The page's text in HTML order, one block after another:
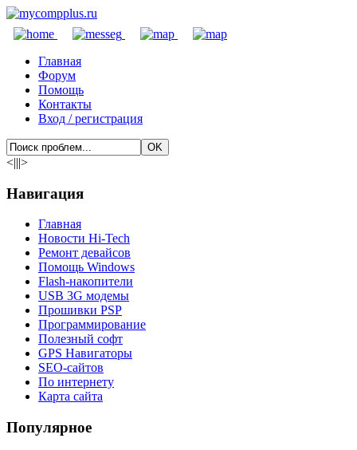
Главная
Форум
Помощь
Контакты
Вход / регистрация
<|||>
Навигация
Главная
Новости Hi-Tech
Ремонт девайсов
Помощь Windows
Flash-накопители
USB 3G модемы
Прошивки PSP
Программирование
Полезный софт
GPS Навигаторы
SEO-сайтов
По интернету
Карта сайта
Популярное